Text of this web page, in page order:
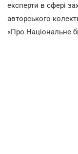
експерти в сфері
авторського
«Про Національне